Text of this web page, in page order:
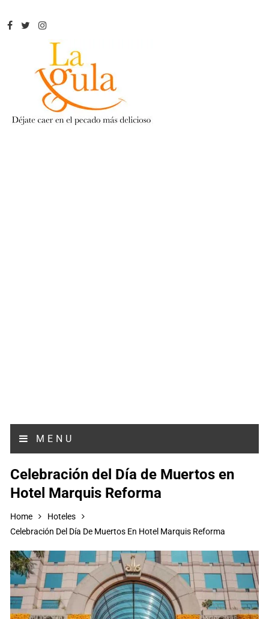
MENU
Celebración del Día de Muertos en
Hotel Marquis Reforma
Home
Hoteles
Celebración Del Día De Muertos En Hotel Marquis Reforma